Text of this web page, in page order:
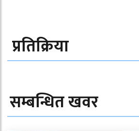
प्रतिक्रिया
सम्बन्धित खवर